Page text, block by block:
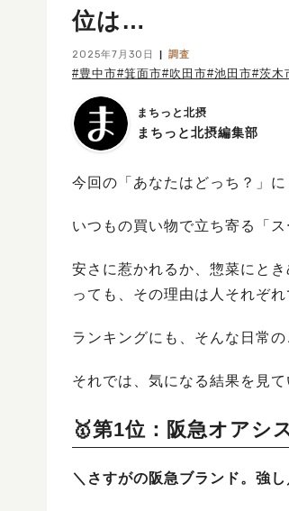
位は…
2025年7月30日 調査
#豊中市#箕面市#吹田市#池田市#茨木
まちっと北摂
まちっと北摂編集部
今回の「あなたはどっち？」
いつもの買い物で立ち寄る「ス
安さに惹かれるか、惣菜にと
っても、その理由は人それぞれ
ランキングにも、そんな日常
それでは、気になる結果を見
🥇第1位：阪急オアシ
＼さすがの阪急ブランド。強し